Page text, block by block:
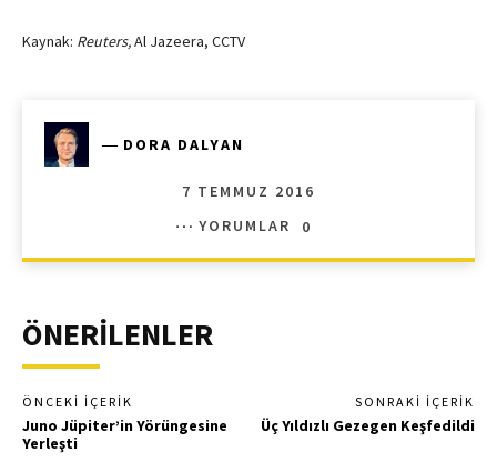
Kaynak: Reuters,Al Jazeera, CCTV
― DORA DALYAN
7 TEMMUZ 2016
YORUMLAR
0
ÖNERİLENLER
ÖNCEKI İÇERIK
Juno Jüpiter’in Yörüngesine
Yerleşti
SONRAKI İÇERIK
Üç Yıldızlı Gezegen Keşfedildi